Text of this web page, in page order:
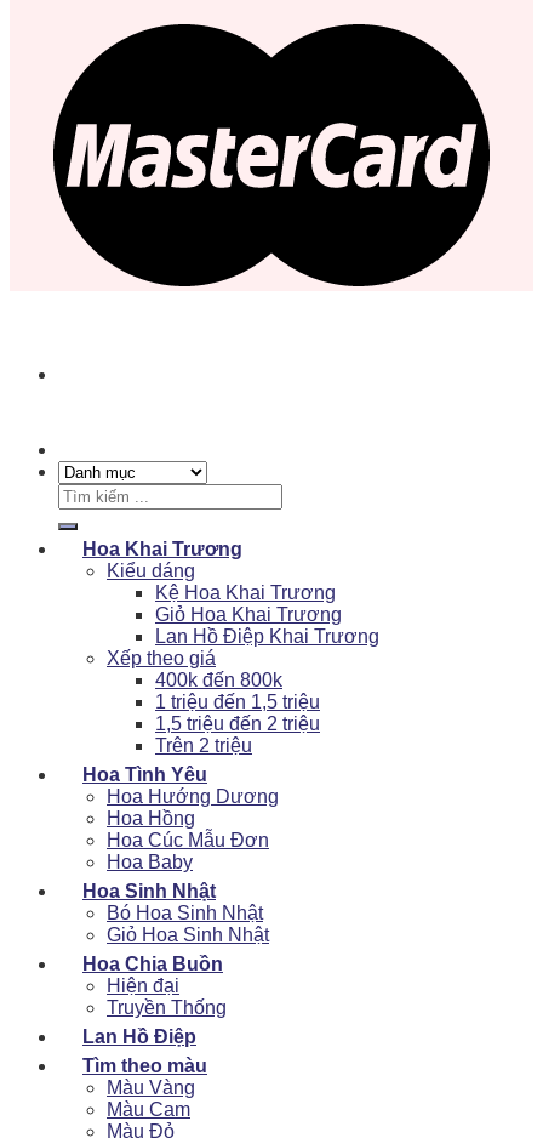
Tìm
kiếm:
Hoa Khai Trương
Kiểu dáng
Kệ Hoa Khai Trương
Giỏ Hoa Khai Trương
Lan Hồ Điệp Khai Trương
Xếp theo giá
400k đến 800k
1 triệu đến 1,5 triệu
1,5 triệu đến 2 triệu
Trên 2 triệu
Hoa Tình Yêu
Hoa Hướng Dương
Hoa Hồng
Hoa Cúc Mẫu Đơn
Hoa Baby
Hoa Sinh Nhật
Bó Hoa Sinh Nhật
Giỏ Hoa Sinh Nhật
Hoa Chia Buồn
Hiện đại
Truyền Thống
Lan Hồ Điệp
Tìm theo màu
Màu Vàng
Màu Cam
Màu Đỏ